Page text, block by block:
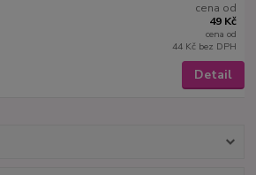
cena od
49 Kč
cena od
44 Kč bez DPH
Detail